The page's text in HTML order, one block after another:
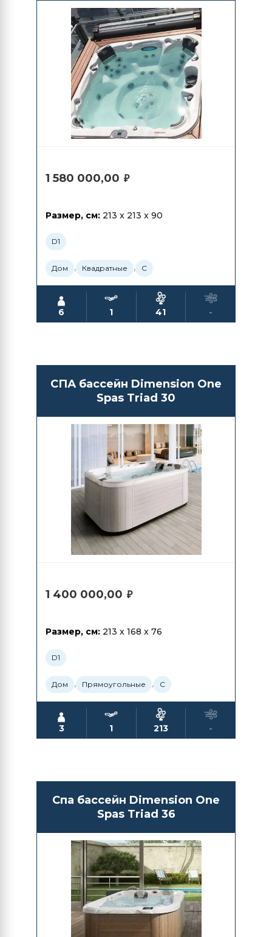
1 580 000,00 ₽
Размер, см: 213 x 213 x 90
D1
Дом , Квадратные , С
6 1 41 -
СПА бассейн Dimension One
Spas Triad 30
1 400 000,00 ₽
Размер, см: 213 x 168 x 76
D1
Дом , Прямоугольные , С
3 1 213 -
Спа бассейн Dimension One
Spas Triad 36